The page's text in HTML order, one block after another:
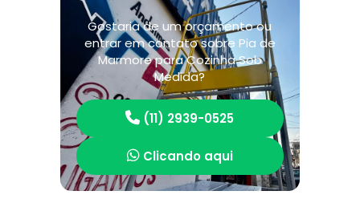
Gostaria de um orçamento ou
entrar em contato sobre Pia de
Marmore para Cozinha Sob
Medida?
(11) 2939-0525
Clicando aqui